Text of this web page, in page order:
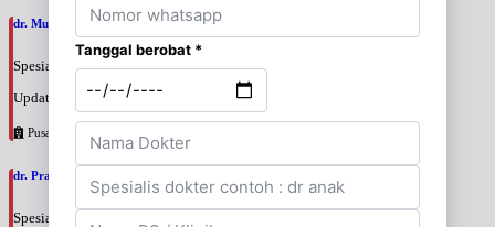
dr. Muslim Tadjuddin Chalid, SpAn
Spesialis: Anestesi
Update terakhir: 2026-08-06 11:14:34
Pusat Pertamina
dr. Prajnia Paramitha Narendraswari, SpA
Spesialis: Anak